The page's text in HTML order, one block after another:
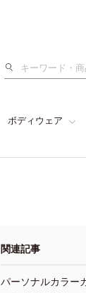
検
ボディウェア
関連記事
パーソナルカラー